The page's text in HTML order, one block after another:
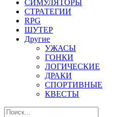
СИМУЛЯТОРЫ
СТРАТЕГИИ
RPG
ШУТЕР
Другие
УЖАСЫ
ГОНКИ
ЛОГИЧЕСКИЕ
ДРАКИ
СПОРТИВНЫЕ
КВЕСТЫ